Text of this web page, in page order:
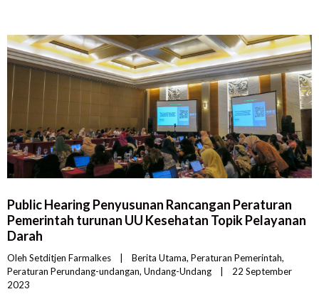
Public Hearing Penyusunan Rancangan Peraturan
Pemerintah turunan UU Kesehatan Topik Pelayanan
Darah
Oleh Setditjen Farmalkes Berita Utama, Peraturan Pemerintah
Peraturan Perundang-undangan, Undang-Undang
22 September
2023